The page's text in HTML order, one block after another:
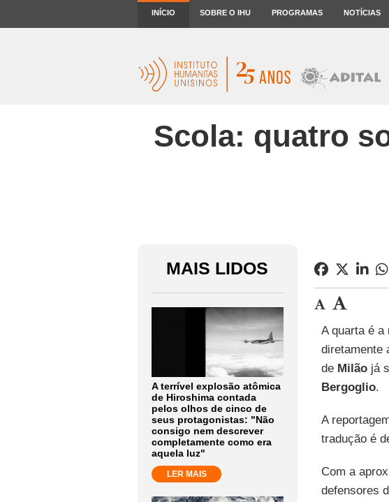
INÍCIO SOBRE O IHU PROGRAMAS NOTÍCIAS
Scola: quatro
MAIS LIDOS
A terrível explosão atômica
de Hiroshima contada
pelos olhos de cinco de
seus protagonistas: "Não
consigo nem descrever
completamente como era
aquela luz"
LER MAIS
A quarta é a
diretamente
de Milãojá
Bergoglio.
A
tradução é
Com a
defensores